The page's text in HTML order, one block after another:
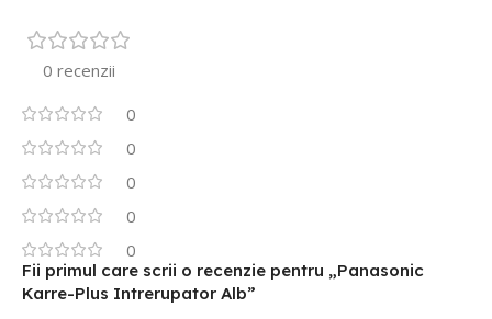
0 recenzii
0
0
0
0
0
Fii primul care scrii o recenzie pentru „Panasonic
Karre-Plus Intrerupator Alb”